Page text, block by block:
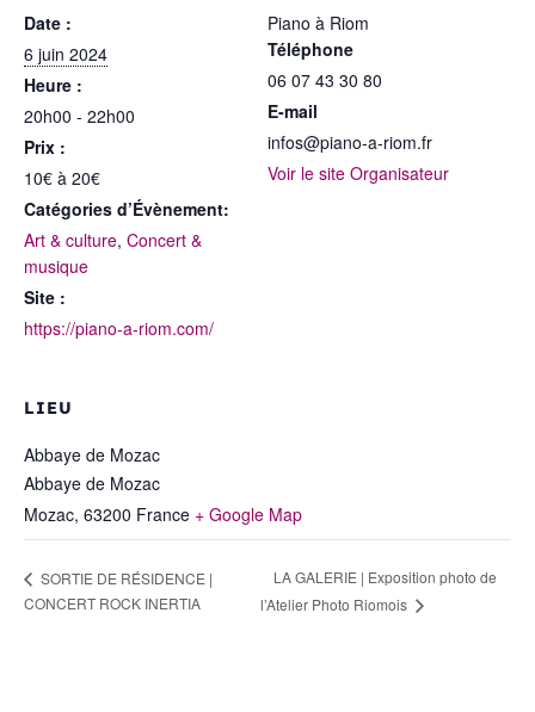
Date :
6 juin 2024
Heure :
20h00 - 22h00
Prix :
10€ à 20€
Catégories d’Évènement:
Art & culture, Concert &
musique
Site :
https://piano-a-riom.com/
Piano à Riom
Téléphone
06 07 43 30 80
E-mail
infos@piano-a-riom.fr
Voir le site Organisateur
LIEU
Abbaye de Mozac
Abbaye de Mozac
Mozac, 63200 France + Google Map
SORTIE DE RÉSIDENCE |
CONCERT ROCK INERTIA
LA GALERIE | Exposition photo de
l’Atelier Photo Riomois